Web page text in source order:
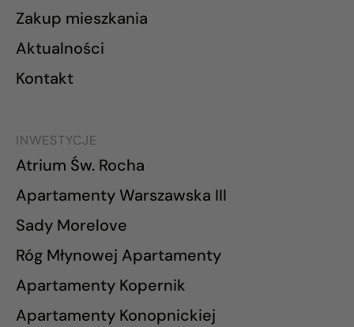
Zakup mieszkania
Aktualności
Kontakt
INWESTYCJE
Atrium Św. Rocha
Apartamenty Warszawska III
Sady Morelove
Róg Młynowej Apartamenty
Apartamenty Kopernik
Apartamenty Konopnickiej